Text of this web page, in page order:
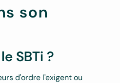
son
SBTi ?
d'ordre l'exigent ou